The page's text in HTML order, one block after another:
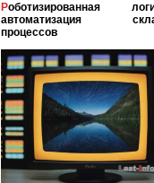
Роботизированная логистика:
автоматизация
процессов